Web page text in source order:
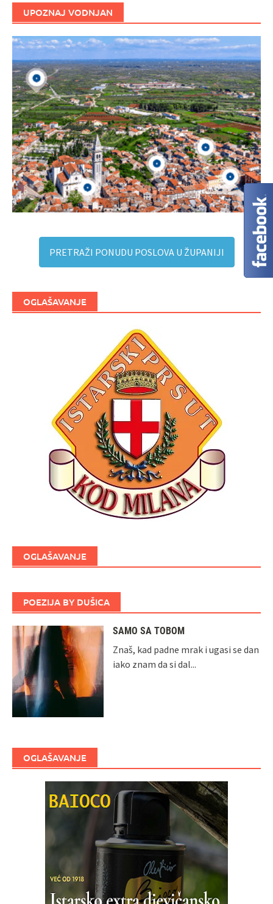
UPOZNAJ VODNJAN
PRETRAŽI PONUDU POSLOVA U ŽUPANIJI
OGLAŠAVANJE
OGLAŠAVANJE
POEZIJA BY DUŠICA
SAMO SA TOBOM
Znaš, kad padne mrak i ugasi se dan
iako znam da si dal...
OGLAŠAVANJE